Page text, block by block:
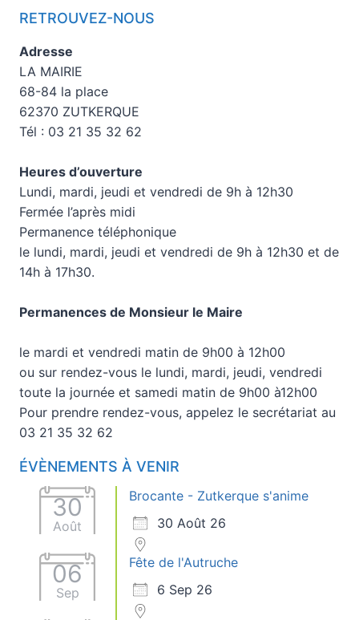
RETROUVEZ-NOUS
Adresse
LA MAIRIE
68-84 la place
62370 ZUTKERQUE
Tél : 03 21 35 32 62
Heures d’ouverture
Lundi, mardi, jeudi et vendredi de 9h à 12h30
Fermée l’après midi
Permanence téléphonique
le lundi, mardi, jeudi et vendredi de 9h à 12h30 et de
14h à 17h30.
Permanences de Monsieur le Maire
le mardi et vendredi matin de 9h00 à 12h00
ou sur rendez-vous le lundi, mardi, jeudi, vendredi
toute la journée et samedi matin de 9h00 à12h00
Pour prendre rendez-vous, appelez le secrétariat au
03 21 35 32 62
ÉVÈNEMENTS À VENIR
30
Août
Brocante - Zutkerque s'anime
30 Août 26
06
Sep
Fête de l'Autruche
6 Sep 26